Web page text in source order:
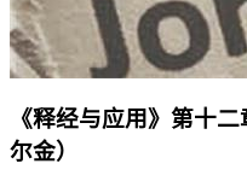
《释经与应用》第十
尔金）